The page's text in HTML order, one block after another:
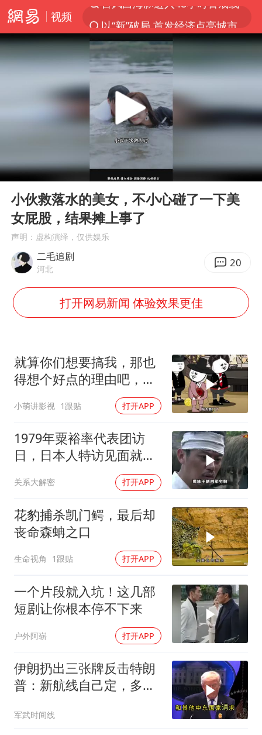
视频
佛得角门将亮相智利俱乐部主场
中方回应是否在太平洋海底开采稀土
宇树科技发行价格150.80元/股
看守所辅警收受10万获刑1年
宇树科技王兴兴身家有望超200亿元
五粮液渠道价一箱上涨近百元
CIA被曝已秘密设立古巴工作组
U17国足1分钟轰2球
村民谈“梅姨”：叫的其实是“媒姨”
“深圳地面沉降致车辆损坏”不实
外交部发言人就广岛核爆81周年等答记者问
多地要求领导干部带头休假
80后女柜员逆袭成4200亿银行副行长
奋进开新局 实干挑大梁
Play
00:00 04:38
小伙救落水的美女，不小心碰了一下美
女屁股，结果摊上事了
声明：虚构演绎，仅供娱乐
二毛追剧
河北 20
打开网易新闻 体验效果更佳
就算你们想要搞我，那也
得想个好点的理由吧，这
小萌讲影视 1跟贴 打开APP
1979年粟裕率代表团访
日，日本人特访见面就喊
关系大解密 打开APP
花豹捕杀凯门鳄，最后却
丧命森蚺之口
生命视角 1跟贴 打开APP
一个片段就入坑！这几部
短剧让你根本停不下来
户外阿崭 打开APP
伊朗扔出三张牌反击特朗
普：新航线自己定，多国
前状态
军武时间线